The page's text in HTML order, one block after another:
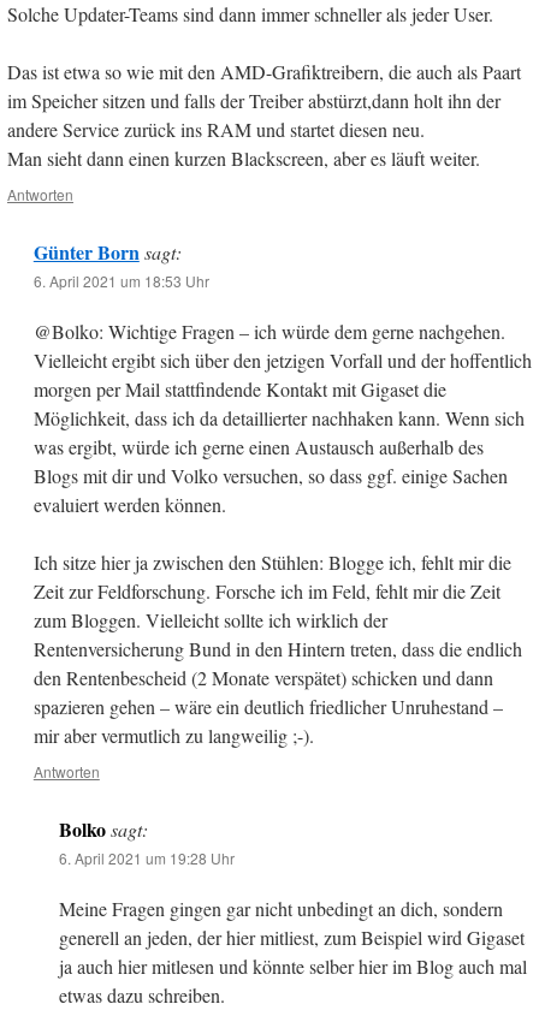
Solche Updater-Teams sind dann immer schneller als jeder User.
Das ist etwa so wie mit den AMD-Grafiktreibern, die auch als Paart
im Speicher sitzen und falls der Treiber abstürzt,dann holt ihn der
andere Service zurück ins RAM und startet diesen neu.
Man sieht dann einen kurzen Blackscreen, aber es läuft weiter.
Antworten
Günter Born sagt:
6. April 2021 um 18:53 Uhr
@Bolko: Wichtige Fragen – ich würde dem gerne nachgehen.
Vielleicht ergibt sich über den jetzigen Vorfall und der hoffentlich
morgen per Mail stattfindende Kontakt mit Gigaset die
Möglichkeit, dass ich da detaillierter nachhaken kann. Wenn sich
was ergibt, würde ich gerne einen Austausch außerhalb des
Blogs mit dir und Volko versuchen, so dass ggf. einige Sachen
evaluiert werden können.
Ich sitze hier ja zwischen den Stühlen: Blogge ich, fehlt mir die
Zeit zur Feldforschung. Forsche ich im Feld, fehlt mir die Zeit
zum Bloggen. Vielleicht sollte ich wirklich der
Rentenversicherung Bund in den Hintern treten, dass die endlich
den Rentenbescheid (2 Monate verspätet) schicken und dann
spazieren gehen – wäre ein deutlich friedlicher Unruhestand –
mir aber vermutlich zu langweilig ;-).
Antworten
Bolko sagt:
6. April 2021 um 19:28 Uhr
Meine Fragen gingen gar nicht unbedingt an dich, sondern
generell an jeden, der hier mitliest, zum Beispiel wird Gigaset
ja auch hier mitlesen und könnte selber hier im Blog auch mal
etwas dazu schreiben.